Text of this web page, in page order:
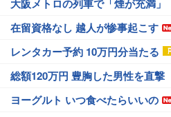
大阪メトロの列車で「煙が充満」
在留資格なし 越人が惨事起こす
レンタカー予約 10万円分当たる
総額120万円 豊胸した男性を直撃
ヨーグルト いつ食べたらいいの